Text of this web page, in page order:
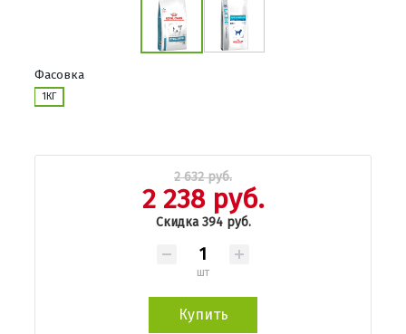
Фасовка
1КГ
2 632 руб.
2 238 руб.
Скидка 394 руб.
шт
Купить